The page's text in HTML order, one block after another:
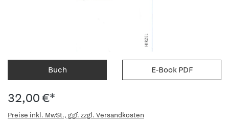
Buch E-Book PDF
32,00 €*
Preise inkl. MwSt., ggf. zzgl. Versandkosten